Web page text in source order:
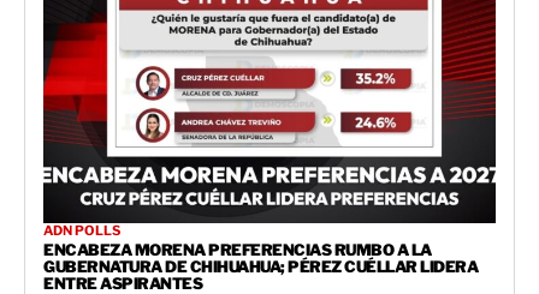
ADN POLLS
ENCABEZA MORENA PREFERENCIAS RUMBO A LA
GUBERNATURA DE CHIHUAHUA; PÉREZ CUÉLLAR LIDERA
ENTRE ASPIRANTES